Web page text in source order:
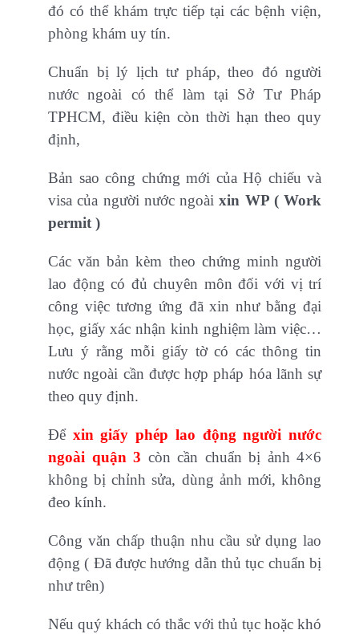
đó có thể khám trực tiếp tại các bệnh viện,
phòng khám uy tín.
Chuẩn bị lý lịch tư pháp, theo đó người
nước ngoài có thể làm tại Sở Tư Pháp
TPHCM, điều kiện còn thời hạn theo quy
định,
Bản sao công chứng mới của Hộ chiếu và
visa của người nước ngoàixin WP ( Work
permit )
Các văn bản kèm theo chứng minh người
lao động có đủ chuyên môn đối với vị trí
công việc tương ứng đã xin như bằng đại
học, giấy xác nhận kinh nghiệm làm việc…
Lưu ý rằng mỗi giấy tờ có các thông tin
nước ngoài cần được hợp pháp hóa lãnh sự
theo quy định.
Để xin giấy phép lao động người nước
ngoài quận 3 còn cần chuẩn bị ảnh 4×6
không bị chỉnh sửa, dùng ảnh mới, không
đeo kính.
Công văn chấp thuận nhu cầu sử dụng lao
động ( Đã được hướng dẫn thủ tục chuẩn bị
như trên)
Nếu quý khách có thắc với thủ tục hoặc khó